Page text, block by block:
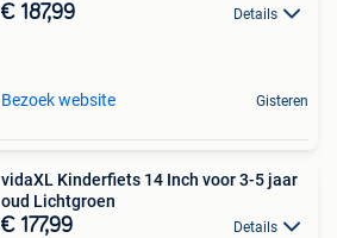
€ 187,99 Details
Bezoek website Gisteren
vidaXL Kinderfiets 14 Inch voor 3-5 jaar
oud Lichtgroen
€ 177,99 Details